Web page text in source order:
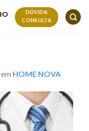
DÚVIDA
CONSULTA
em HOME NOVA